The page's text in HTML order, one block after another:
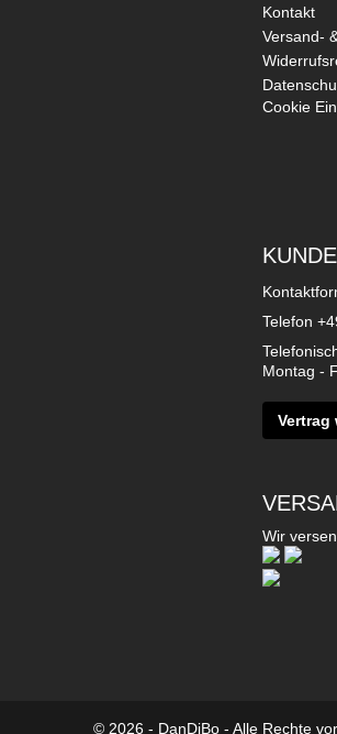
Kontakt
Versand-
Cookie
Telefon
Montag -
Vertrag
Wir
© 2026 - DanDiBo - Alle Rechte